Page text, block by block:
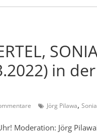
in
Jörg Pilawa,
Moderation: Jörg